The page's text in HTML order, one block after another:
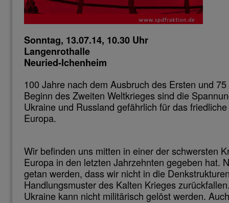
Sonntag, 13.07.14, 10.30 Uhr
Langenrothalle
Neuried-Ichenheim
100 Jahre nach dem Ausbruch des Ersten und
Beginn des Zweiten Weltkrieges sind die
Ukraine und Russland gefährlich für das
Europa.
Wir befinden uns mitten in einer der schwersten
Europa in den letzten Jahrzehnten gegeben hat.
getan werden, dass wir nicht in die
Handlungsmuster des Kalten Krieges
Ukraine kann nicht militärisch gelöst werden.